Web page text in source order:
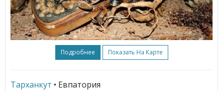
Подробнее Показать На Карте
Тарханкут • Евпатория